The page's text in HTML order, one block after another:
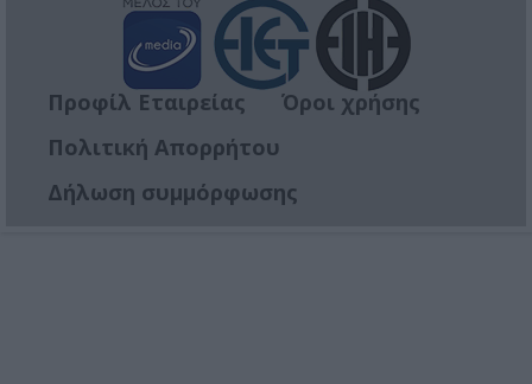
Προφίλ Εταιρείας
Όροι χρήσης
Πολιτική Απορρήτου
Δήλωση συμμόρφωσης